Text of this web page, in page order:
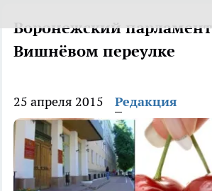
Воронежский парламент
Вишнёвом переулке
25 апреля 2015 Редакция